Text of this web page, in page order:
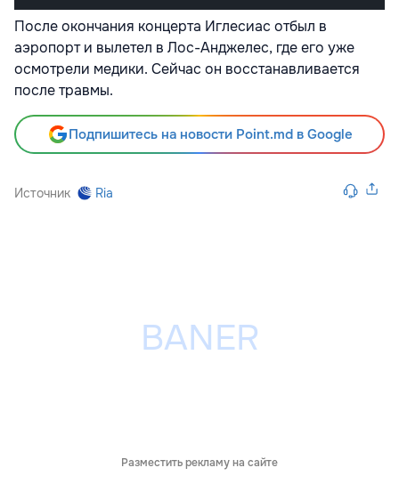
После окончания концерта Иглесиас отбыл в
аэропорт и вылетел в Лос-Анджелес, где его уже
осмотрели медики. Сейчас он восстанавливается
после травмы.
Подпишитесь на новости Point.md в Google
Источник Ria
Разместить рекламу на сайте